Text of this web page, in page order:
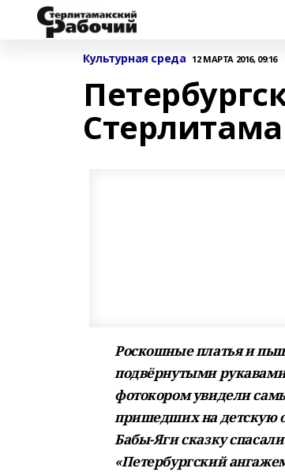
Культурная среда 12 МАРТА 2016, 09:16
Роскошные платья и
подвёрнутыми
фотокором увидели
пришедших на детскую
Бабы-Яги сказку
«Петербургский